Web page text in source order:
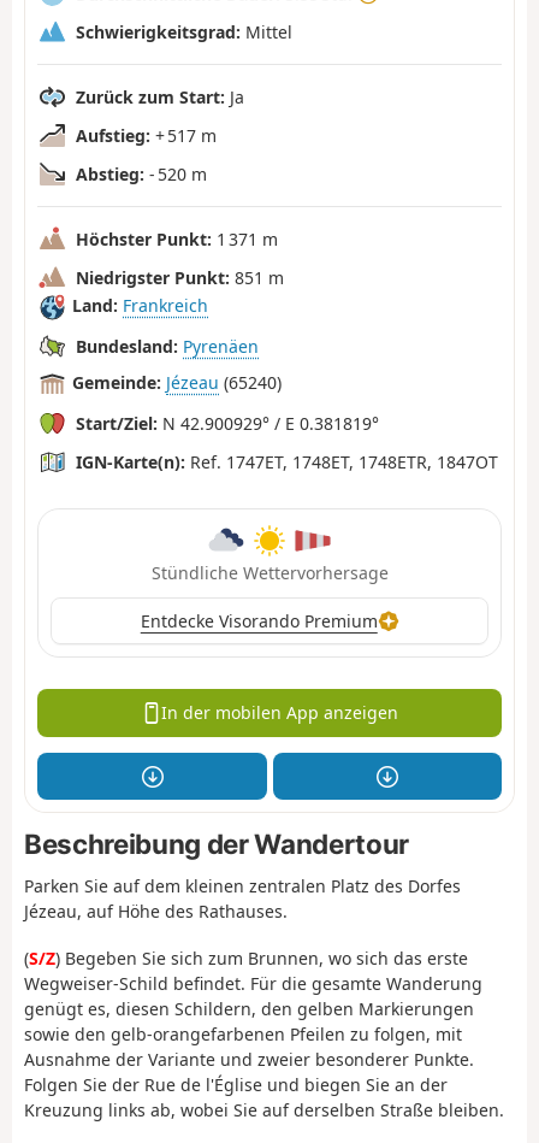
Schwierigkeitsgrad: Mittel
Zurück zum Start: Ja
Aufstieg: + 517 m
Abstieg: - 520 m
Höchster Punkt: 1 371 m
Niedrigster Punkt: 851 m
Land: Frankreich
Bundesland: Pyrenäen
Gemeinde: Jézeau (65240)
Start/Ziel: N 42.900929° / E 0.381819°
IGN-Karte(n): Ref. 1747ET, 1748ET, 1748ETR, 1847OT
Stündliche Wettervorhersage
Entdecke Visorando Premium
In der mobilen App anzeigen
Beschreibung der Wandertour
Parken Sie auf dem kleinen zentralen Platz des Dorfes
Jézeau, auf Höhe des Rathauses.
(S/Z) Begeben Sie sich zum Brunnen, wo sich das erste
Wegweiser-Schild befindet. Für die gesamte Wanderung
genügt es, diesen Schildern, den gelben Markierungen
sowie den gelb-orangefarbenen Pfeilen zu folgen, mit
Ausnahme der Variante und zweier besonderer Punkte.
Folgen Sie der Rue de l'Église und biegen Sie an der
Kreuzung links ab, wobei Sie auf derselben Straße bleiben.